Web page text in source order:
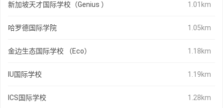
新加坡天才国际学校（Genius ） 1.01km
哈罗德国际学院 1.05km
金边生态国际学校 （Eco） 1.18km
IU国际学校 1.19km
ICS国际学校 1.28km